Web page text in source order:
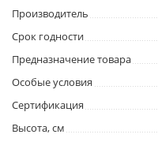
Производитель
Срок годности
Предназначение товара
Особые условия
Сертификация
Высота, см